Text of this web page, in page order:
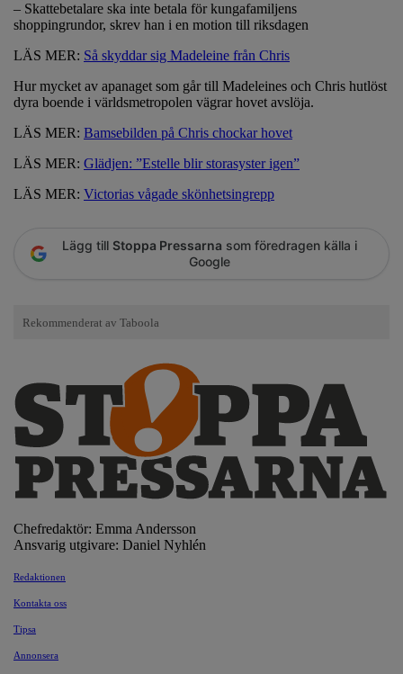
– Skattebetalare ska inte betala för kungafamiljens
shoppingrundor, skrev han i en motion till riksdagen
LÄS MER: Så skyddar sig Madeleine från Chris
Hur mycket av apanaget som går till Madeleines och Chris hutlöst
dyra boende i världsmetropolen vägrar hovet avslöja.
LÄS MER: Bamsebilden på Chris chockar hovet
LÄS MER: Glädjen: ”Estelle blir storasyster igen”
LÄS MER: Victorias vågade skönhetsingrepp
Lägg till Stoppa Pressarna som föredragen källa i
Google
Chefredaktör: Emma Andersson
Ansvarig utgivare: Daniel Nyhlén
Redaktionen
Kontakta oss
Tipsa
Annonsera